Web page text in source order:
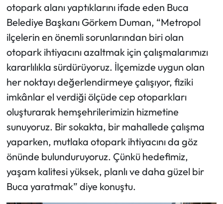
otopark alanı yaptıklarını ifade eden Buca
Belediye Başkanı Görkem Duman, “Metropol
ilçelerin en önemli sorunlarından biri olan
otopark ihtiyacını azaltmak için çalışmalarımızı
kararlılıkla sürdürüyoruz. İlçemizde uygun olan
her noktayı değerlendirmeye çalışıyor, fiziki
imkânlar el verdiği ölçüde cep otoparkları
oluşturarak hemşehrilerimizin hizmetine
sunuyoruz. Bir sokakta, bir mahallede çalışma
yaparken, mutlaka otopark ihtiyacını da göz
önünde bulunduruyoruz. Çünkü hedefimiz,
yaşam kalitesi yüksek, planlı ve daha güzel bir
Buca yaratmak” diye konuştu.